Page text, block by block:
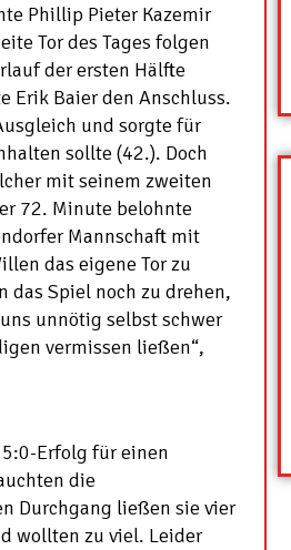
Phillip Pieter Kazemir
Tor des Tages folgen
der ersten Hälfte
Erik Baier den Anschluss.
und sorgte für
sollte (42.). Doch
mit seinem zweiten
72. Minute belohnte
Mannschaft mit
das eigene Tor zu
Spiel noch zu drehen,
unnötig selbst schwer
vermissen ließen“,
Erfolg für einen
die
Durchgang ließen sie vier
wollten zu viel. Leider